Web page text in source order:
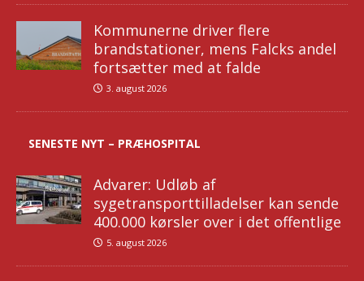
Kommunerne driver flere
brandstationer, mens Falcks andel
fortsætter med at falde
3. august 2026
SENESTE NYT – PRÆHOSPITAL
Advarer: Udløb af
sygetransporttilladelser kan sende
400.000 kørsler over i det offentlige
5. august 2026